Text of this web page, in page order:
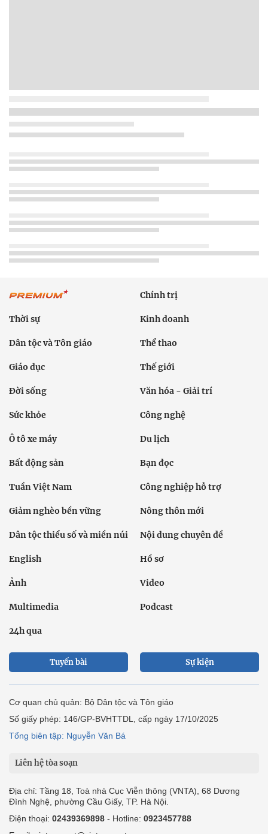
Chính trị
Thời sự Kinh doanh
Dân tộc và Tôn giáo Thể thao
Giáo dục Thế giới
Đời sống Văn hóa - Giải trí
Sức khỏe Công nghệ
Ô tô xe máy Du lịch
Bất động sản Bạn đọc
Tuần Việt Nam Công nghiệp hỗ trợ
Giảm nghèo bền vững Nông thôn mới
Dân tộc thiểu số và miền núi Nội dung chuyên đề
English Hồ sơ
Ảnh Video
Multimedia Podcast
24h qua
Tuyến bài Sự kiện
Cơ quan chủ quản: Bộ Dân tộc và Tôn giáo
Số giấy phép: 146/GP-BVHTTDL, cấp ngày 17/10/2025
Tổng biên tập: Nguyễn Văn Bá
Liên hệ tòa soạn
Địa chỉ: Tầng 18, Toà nhà Cục Viễn thông (VNTA), 68 Dương
Đình Nghệ, phường Cầu Giấy, TP. Hà Nội.
Điện thoại: 02439369898 - Hotline: 0923457788